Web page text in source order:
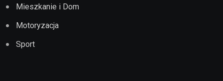
Mieszkanie i Dom
Motoryzacja
Sport